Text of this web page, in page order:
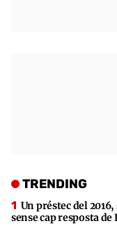
TRENDING
Un préstec del
sense cap resposta